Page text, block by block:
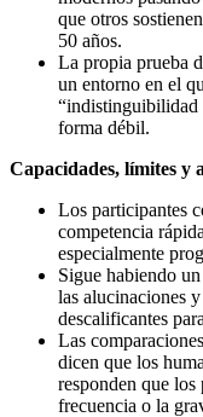
que otros
50 años.
La propia prueba
un entorno en el
“indistinguibilidad
forma débil.
Capacidades, límites y
Los participantes
competencia
especialmente
Sigue habiendo
las alucinaciones
descalificantes
Las
dicen que los
responden que los
frecuencia o la